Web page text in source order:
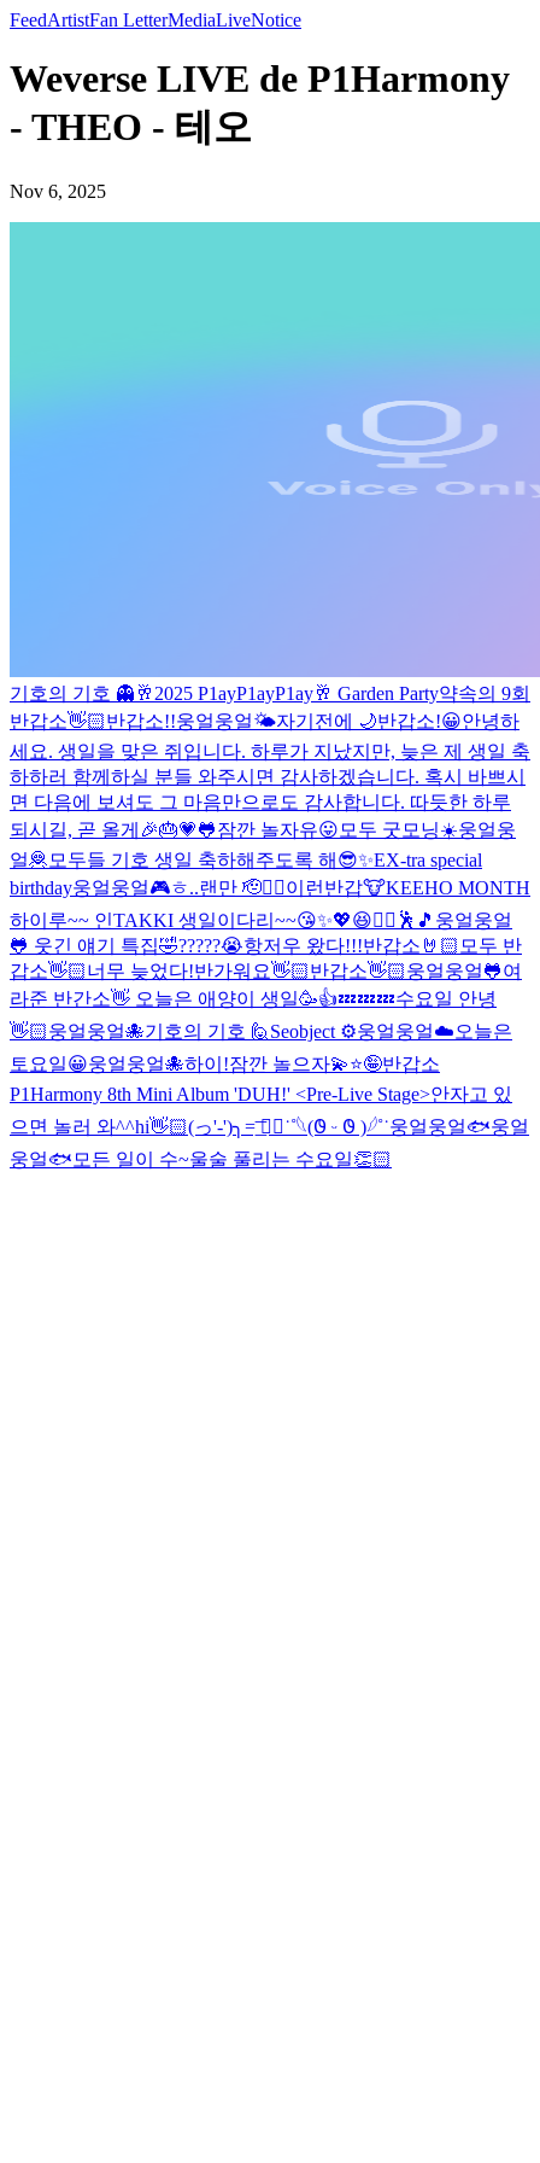
FeedArtistFan LetterMediaLiveNotice
Weverse LIVE de P1Harmony
- THEO - 테오
Nov 6, 2025
기호의 기호 👻 🥂2025 P1ayP1ayP1ay🥂 Garden Party약속의 9회
반갑소👋🏻반갑소!!웅얼웅얼🌤️자기전에 🌙반갑소!😀안녕하
세요. 생일을 맞은 쥐입니다. 하루가 지났지만, 늦은 제 생일 축
하하러 함께하실 분들 와주시면 감사하겠습니다. 혹시 바쁘시
면 다음에 보셔도 그 마음만으로도 감사합니다. 따듯한 하루
되시길, 곧 올게🎉🎂💗🐸잠깐 놀자유😛 모두 굿모닝☀️웅얼웅
얼🦧 모두들 기호 생일 축하해주도록 해😎✨EX-tra special
birthday웅얼웅얼🎮ㅎ..랜만 🫡🏊‍♂️이런 반갑🐮KEEHO MONTH
하이루~~ 인TAKKI 생일이다리~~😘✨💖😆❤️‍🔥🕺🎵 웅얼웅얼
🐸 웃긴 얘기 특집🤣?????😭항저우 왔다!!!반갑소🤘🏻 모두 반
갑소👋🏻너무 늦었다!반가워요👋🏻반갑소👋🏻웅얼웅얼🐸여
라준 반간소👋 오늘은 애양이 생일🥳👍💤💤💤수요일 안녕
👋🏻웅얼웅얼🐙기호의 기호 🙋 Seobject ⚙️웅얼웅얼☁️오늘은
토요일😀웅얼웅얼🐙하이!잠깐 놀으자💫⭐️🤪반갑소
P1Harmony 8th Mini Album 'DUH!' <Pre-Live Stage>안자고 있
으면 놀러 와^^hi👋🏻(っ'-')╮=͟͞ ◓⃙⁣˙˚𓆩︎(𐐃 ᵕ 𐐃 )𓆪˚˙웅얼웅얼🐟웅얼
웅얼🐟 모든 일이 수~울술 풀리는 수요일👏🏻